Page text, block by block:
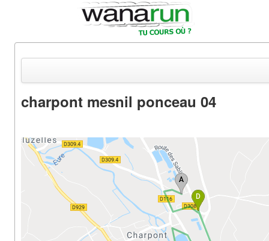
Equipements & Tests
Parcours & Courses
Outils & Réseaux
charpont mesnil ponceau 04